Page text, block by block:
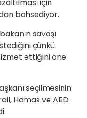
için
bahsediyor.
savaşı
çünkü
ettiğini öne
seçilmesinin
Hamas ve ABD